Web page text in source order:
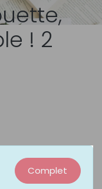
! 2
Complet